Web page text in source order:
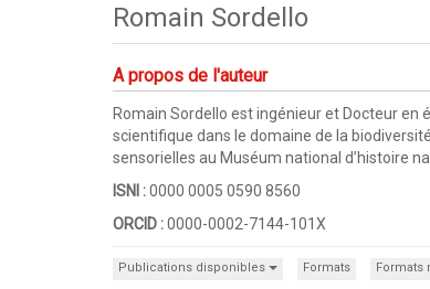
Romain Sordello
A propos de l'auteur
Romain Sordello est ingénieur et Docteur en
scientifique dans le domaine de la
sensorielles au Muséum national d’histoire
ISNI :0000 0005 0590 8560
ORCID :0000-0002-7144-101X
Publications disponibles Formats Formats